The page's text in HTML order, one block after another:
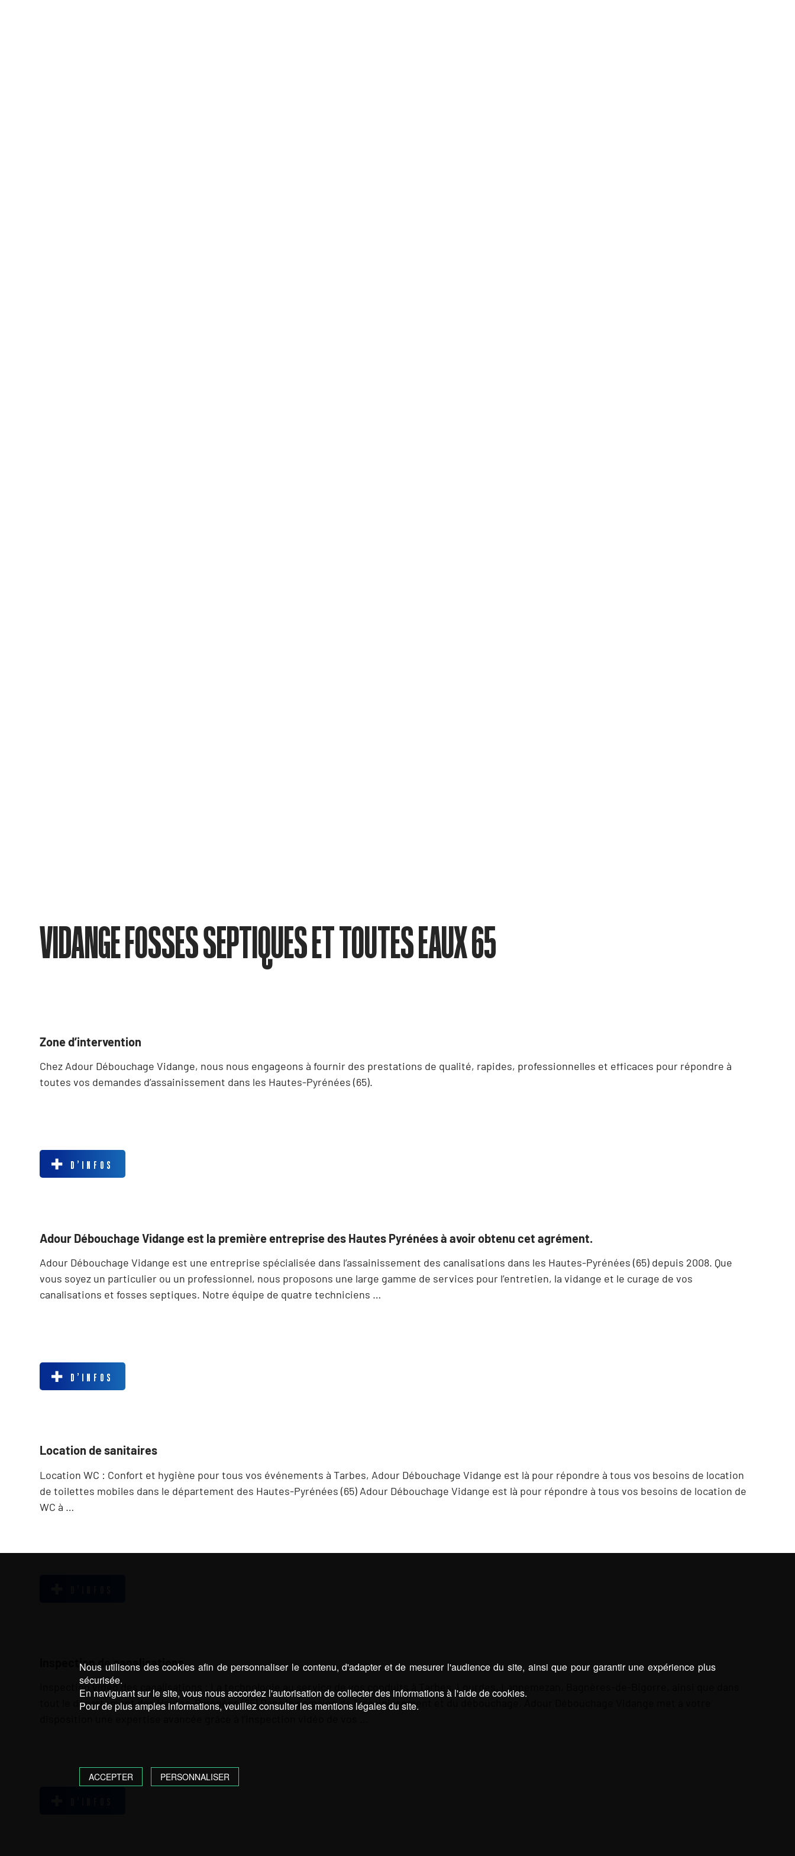
VIDANGE FOSSES SEPTIQUES ET TOUTES EAUX 65
Zone d’intervention
Chez Adour Débouchage Vidange, nous nous engageons à fournir des prestations de qualité, rapides, professionnelles et efficaces pour répondre à
toutes vos demandes d’assainissement dans les Hautes-Pyrénées (65).
D’INFOS
Adour Débouchage Vidange est la première entreprise des Hautes Pyrénées à avoir obtenu cet agrément.
Adour Débouchage Vidange est une entreprise spécialisée dans l’assainissement des canalisations dans les Hautes-Pyrénées (65) depuis 2008. Que
vous soyez un particulier ou un professionnel, nous proposons une large gamme de services pour l’entretien, la vidange et le curage de vos
canalisations et fosses septiques. Notre équipe de quatre techniciens …
D’INFOS
Location de sanitaires
Location WC : Confort et hygiène pour tous vos événements à Tarbes, Adour Débouchage Vidange est là pour répondre à tous vos besoins de location
de toilettes mobiles dans le département des Hautes-Pyrénées (65) Adour Débouchage Vidange est là pour répondre à tous vos besoins de location de
WC à …
Inspection de canalisations
Inspection vidéo des canalisations : La technologie au service de vos conduits à Tarbes, Lourdes, Lannemezan, Bagnères-de-Bigorre, ainsi que dans
tout le département des Hautes-Pyrénées (65) Dans le domaine de l’assainissement et du débouchage, Adour Débouchage Vidange met à votre
Nous utilisons des cookies afin de personnaliser le contenu, d'adapter et de mesurer l'audience du site, ainsi que pour garantir une expérience plus
sécurisée.
En naviguant sur le site, vous nous accordez l'autorisation de collecter des informations à l'aide de cookies.
Pour de plus amples informations, veuillez consulter les mentions légales du site.
ACCEPTER PERSONNALISER